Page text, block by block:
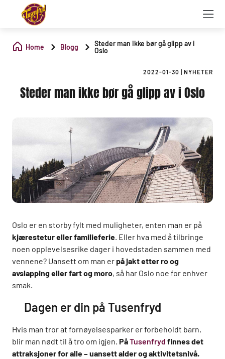
Home Blogg
Steder man ikke bør gå glipp av i
Oslo
2022-01-30 NYHETER
Steder man ikke bør gå glipp av i Oslo
Oslo er en storby fylt med muligheter, enten man er på
kjærestetur eller familieferie. Eller hva med å tilbringe
noen opplevelsesrike dager i hovedstaden sammen med
vennene? Uansett om man er på jakt etter ro og
avslapping eller fart og moro, så har Oslo noe for enhver
smak.
Dagen er din på Tusenfryd
Hvis man tror at fornøyelsesparker er forbeholdt barn,
blir man nødt til å tro om igjen. PåTusenfryd finnes det
attraksjoner for alle – uansett alder og aktivitetsnivå.